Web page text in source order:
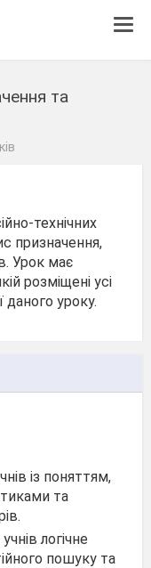
та
технічних
призначення,
Урок має
розміщені усі
даного уроку.
із поняттям,
та
логічне
пошуку та